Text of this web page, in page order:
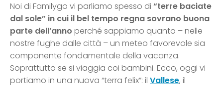
Noi di Familygo vi parliamo spesso di “terre baciate
dal sole” in cui il bel tempo regna sovrano buona
parte dell’anno perché sappiamo quanto – nelle
nostre fughe dalle città – un meteo favorevole sia
componente fondamentale della vacanza.
Soprattutto se si viaggia coi bambini. Ecco, oggi vi
portiamo in una nuova “terra felix”: il Vallese, il